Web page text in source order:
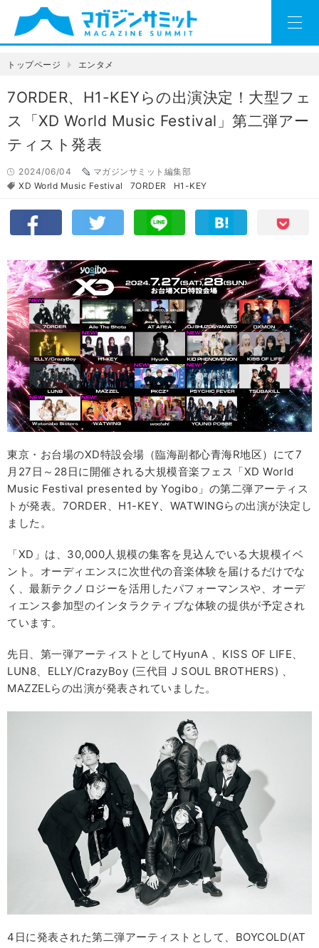
トップページ エンタメ
7ORDER、H1-KEYらの出演決定！大型フェ
ス「XD World Music Festival」第二弾アー
ティスト発表
2024/06/04
マガジンサミット編集部
XD World Music Festival
7ORDER H1-KEY
東京・お台場のXD特設会場（臨海副都⼼青海R地区）にて7
月27日～28日に開催される大規模音楽フェス「XD World
Music Festival presented by Yogibo」の第二弾アーティス
トが発表。7ORDER、H1-KEY、WATWINGらの出演が決定し
ました。
「XD」は、30,000人規模の集客を見込んでいる大規模イベ
ント。オーディエンスに次世代の音楽体験を届けるだけでな
く、最新テクノロジーを活用したパフォーマンスや、オーデ
ィエンス参加型のインタラクティブな体験の提供が予定され
ています。
先日、第一弾アーティストとしてHyunA 、KISS OF LIFE、
LUN8、ELLY/CrazyBoy (三代⽬ J SOUL BROTHERS) 、
MAZZELらの出演が発表されていました。
4日に発表された第二弾アーティストとして、BOYCOLD(AT